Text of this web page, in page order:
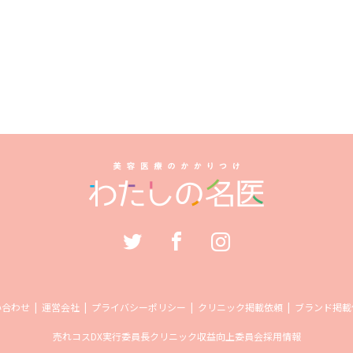
わせ 運営会社 プライバシーポリシー クリニック掲載依頼 ブランド掲
売れコスDX実行委員長クリニック収益向上委員会採用情報